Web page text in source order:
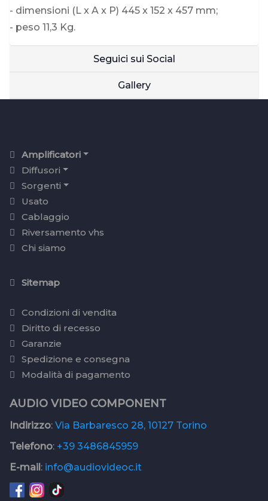
- dimensioni (L x A x P) 445 x 152 x 457 mm;
- peso 11,3 Kg.
Seguici sui Social
Gallery
Amplificatori
Diffusori
Sorgenti
Usato
Cablaggio
Riversamento vhs
Chi siamo
Sitemap
Condizioni di vendita
Diritto di recesso
Garanzie
Spedizione e consegna
Modalità di pagamento
AUDIO VIDEO COMPONENT
Indirizzo: Via Barbaresco 28, 10127 Torino
Telefono: +39 3486845959
E-mail: info@audiovideoc.it